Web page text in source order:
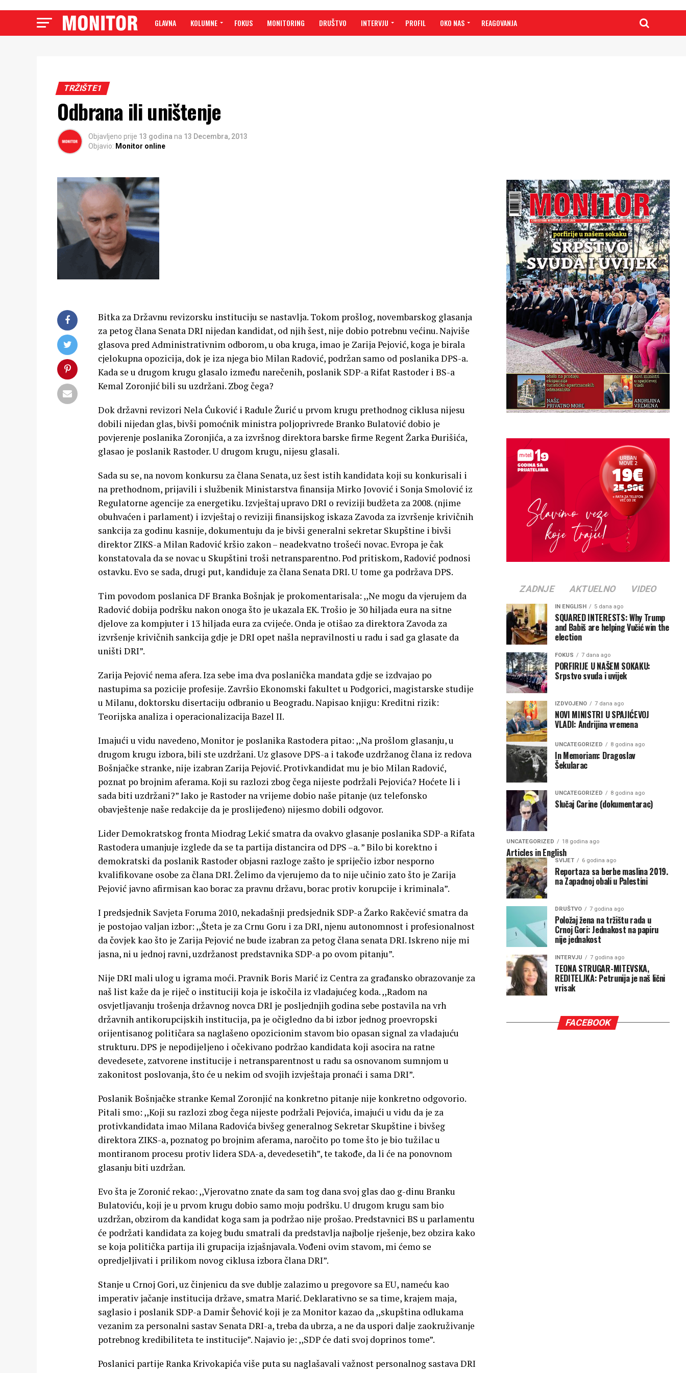
GLAVNA KOLUMNE FOKUS MONITORING DRUŠTVO INTERVJU PROFIL OKO NAS REAGOVANJA
TRŽIŠTE1
Odbrana ili uništenje
Objavljeno prije 13 godina na 13 Decembra, 2013
Objavio: Monitor online
Bitka za Državnu revizorsku instituciju se nastavlja. Tokom prošlog, novembarskog glasanja
za petog člana Senata DRI nijedan kandidat, od njih šest, nije dobio potrebnu većinu. Najviše
glasova pred Administrativnim odborom, u oba kruga, imao je Zarija Pejović, koga je birala
cjelokupna opozicija, dok je iza njega bio Milan Radović, podržan samo od poslanika DPS-a.
Kada se u drugom krugu glasalo između narečenih, poslanik SDP-a Rifat Rastoder i BS-a
Kemal Zoronjić bili su uzdržani. Zbog čega?
Dok državni revizori Nela Ćuković i Radule Žurić u prvom krugu prethodnog ciklusa nijesu
dobili nijedan glas, bivši pomoćnik ministra poljoprivrede Branko Bulatović dobio je
povjerenje poslanika Zoronjića, a za izvršnog direktora barske firme Regent Žarka Đurišića,
glasao je poslanik Rastoder. U drugom krugu, nijesu glasali.
Sada su se, na novom konkursu za člana Senata, uz šest istih kandidata koji su konkurisali i
na prethodnom, prijavili i službenik Ministarstva finansija Mirko Jovović i Sonja Smolović iz
Regulatorne agencije za energetiku. Izvještaj upravo DRI o reviziji budžeta za 2008. (njime
obuhvaćen i parlament) i izvještaj o reviziji finansijskog iskaza Zavoda za izvršenje krivičnih
sankcija za godinu kasnije, dokumentuju da je bivši generalni sekretar Skupštine i bivši
direktor ZIKS-a Milan Radović kršio zakon – neadekvatno trošeći novac. Evropa je čak
konstatovala da se novac u Skupštini troši netransparentno. Pod pritiskom, Radović podnosi
ostavku. Evo se sada, drugi put, kandiduje za člana Senata DRI. U tome ga podržava DPS.
Tim povodom poslanica DF Branka Bošnjak je prokomentarisala: ,,Ne mogu da vjerujem da
Radović dobija podršku nakon onoga što je ukazala EK. Trošio je 30 hiljada eura na sitne
djelove za kompjuter i 13 hiljada eura za cvijeće. Onda je otišao za direktora Zavoda za
izvršenje krivičnih sankcija gdje je DRI opet našla nepravilnosti u radu i sad ga glasate da
uništi DRI”.
Zarija Pejović nema afera. Iza sebe ima dva poslanička mandata gdje se izdvajao po
nastupima sa pozicije profesije. Završio Ekonomski fakultet u Podgorici, magistarske studije
u Milanu, doktorsku disertaciju odbranio u Beogradu. Napisao knjigu: Kreditni rizik:
Teorijska analiza i operacionalizacija Bazel II.
Imajući u vidu navedeno, Monitor je poslanika Rastodera pitao: ,,Na prošlom glasanju, u
drugom krugu izbora, bili ste uzdržani. Uz glasove DPS-a i takođe uzdržanog člana iz redova
Bošnjačke stranke, nije izabran Zarija Pejović. Protivkandidat mu je bio Milan Radović,
poznat po brojnim aferama. Koji su razlozi zbog čega nijeste podržali Pejovića? Hoćete li i
sada biti uzdržani?” Iako je Rastoder na vrijeme dobio naše pitanje (uz telefonsko
obavještenje naše redakcije da je proslijeđeno) nijesmo dobili odgovor.
Lider Demokratskog fronta Miodrag Lekić smatra da ovakvo glasanje poslanika SDP-a Rifata
Rastodera umanjuje izglede da se ta partija distancira od DPS –a. ” Bilo bi korektno i
demokratski da poslanik Rastoder objasni razloge zašto je spriječio izbor nesporno
kvalifikovane osobe za člana DRI. Želimo da vjerujemo da to nije učinio zato što je Zarija
Pejović javno afirmisan kao borac za pravnu državu, borac protiv korupcije i kriminala”.
I predsjednik Savjeta Foruma 2010, nekadašnji predsjednik SDP-a Žarko Rakčević smatra da
je postojao valjan izbor: ,,Šteta je za Crnu Goru i za DRI, njenu autonomnost i profesionalnost
da čovjek kao što je Zarija Pejović ne bude izabran za petog člana senata DRI. Iskreno nije mi
jasna, ni u jednoj ravni, uzdržanost predstavnika SDP-a po ovom pitanju”.
Nije DRI mali ulog u igrama moći. Pravnik Boris Marić iz Centra za građansko obrazovanje za
naš list kaže da je riječ o instituciji koja je iskočila iz vladajućeg koda. ,,Radom na
osvjetljavanju trošenja državnog novca DRI je posljednjih godina sebe postavila na vrh
državnih antikorupcijskih institucija, pa je očigledno da bi izbor jednog proevropski
orijentisanog političara sa naglašeno opozicionim stavom bio opasan signal za vladajuću
strukturu. DPS je nepodijeljeno i očekivano podržao kandidata koji asocira na ratne
devedesete, zatvorene institucije i netransparentnost u radu sa osnovanom sumnjom u
zakonitost poslovanja, što će u nekim od svojih izvještaja pronaći i sama DRI”.
Poslanik Bošnjačke stranke Kemal Zoronjić na konkretno pitanje nije konkretno odgovorio.
Pitali smo: ,,Koji su razlozi zbog čega nijeste podržali Pejovića, imajući u vidu da je za
protivkandidata imao Milana Radovića bivšeg generalnog Sekretar Skupštine i bivšeg
direktora ZIKS-a, poznatog po brojnim aferama, naročito po tome što je bio tužilac u
montiranom procesu protiv lidera SDA-a, devedesetih”, te takođe, da li će na ponovnom
glasanju biti uzdržan.
Evo šta je Zoronić rekao: ,,Vjerovatno znate da sam tog dana svoj glas dao g-dinu Branku
Bulatoviću, koji je u prvom krugu dobio samo moju podršku. U drugom krugu sam bio
uzdržan, obzirom da kandidat koga sam ja podržao nije prošao. Predstavnici BS u parlamentu
će podržati kandidata za kojeg budu smatrali da predstavlja najbolje rješenje, bez obzira kako
se koja politička partija ili grupacija izjašnjavala. Vođeni ovim stavom, mi ćemo se
opredjeljivati i prilikom novog ciklusa izbora člana DRI”.
Stanje u Crnoj Gori, uz činjenicu da sve dublje zalazimo u pregovore sa EU, nameću kao
imperativ jačanje institucija države, smatra Marić. Deklarativno se sa time, krajem maja,
saglasio i poslanik SDP-a Damir Šehović koji je za Monitor kazao da ,,skupština odlukama
vezanim za personalni sastav Senata DRI-a, treba da ubrza, a ne da uspori dalje zaokruživanje
potrebnog kredibiliteta te institucije”. Najavio je: ,,SDP će dati svoj doprinos tome”.
Poslanici partije Ranka Krivokapića više puta su naglašavali važnost personalnog sastava DRI
ZADNJE AKTUELNO VIDEO
IN ENGLISH 5 dana ago
SQUARED INTERESTS: Why Trump
and Babiš are helping Vučić win the
election
FOKUS 7 dana ago
PORFIRIJE U NAŠEM SOKAKU:
Srpstvo svuda i uvijek
IZDVOJENO 7 dana ago
NOVI MINISTRI U SPAJIĆEVOJ
VLADI: Andrijina vremena
UNCATEGORIZED 8 godina ago
In Memoriam: Dragoslav
Šekularac
UNCATEGORIZED 8 godina ago
Slučaj Carine (dokumentarac)
UNCATEGORIZED 18 godina ago
Articles in English
SVIJET 6 godina ago
Reportaza sa berbe maslina 2019.
na Zapadnoj obali u Palestini
DRUŠTVO 7 godina ago
Položaj žena na tržištu rada u
Crnoj Gori: Jednakost na papiru
nije jednakost
INTERVJU 7 godina ago
TEONA STRUGAR-MITEVSKA,
REDITELJKA: Petrunija je naš lični
vrisak
FACEBOOK